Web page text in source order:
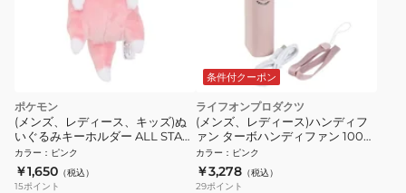
ポケモン
(メンズ、レディース、キッズ)ぬ
いぐるみキーホルダー ALL STAR
COLLECTION マスコット ヤドン
PM41 ポケモン ぬいぐるみ キーホ
ルダー
カラー ： ピンク
￥1,650 （税込）
15ポイント
条件付クーポン
ライフオンプロダクツ
(メンズ、レディース)ハンディフ
ァン ターボハンディファン 100段
階ダイヤル式 ピンク LCAF023 SP
ハンディ扇風機
カラー ： ピンク
￥3,278 （税込）
29ポイント